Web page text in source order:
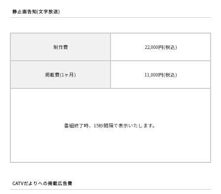
静止画告知(文字放送)
制作費 22,000円(税込)
掲載費(1ヶ月) 11,000円(税込)
番組終了時、15秒間隔で表示いたします。
CATVだよりへの掲載広告費